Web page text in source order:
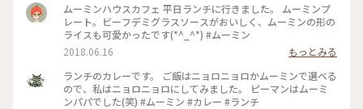
ムーミンハウスカフェ 平日ランチに行きました。 ムーミンプ
レート。ビーフデミグラスソースがおいしく、ムーミンの形の
ライスも可愛かったです(*^_^*) #ムーミン
2018.06.16
もっとみる
ランチのカレーです。 ご飯はニョロニョロかムーミンで選べる
ので、私はニョロニョロにしてみました。 ピーマンはムーミ
ンパパでした(笑) #ムーミン #カレー #ランチ